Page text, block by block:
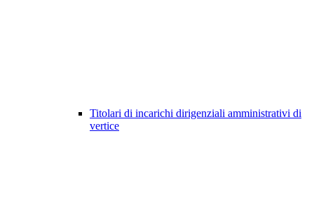
Titolari di incarichi dirigenziali amministrativi di
vertice